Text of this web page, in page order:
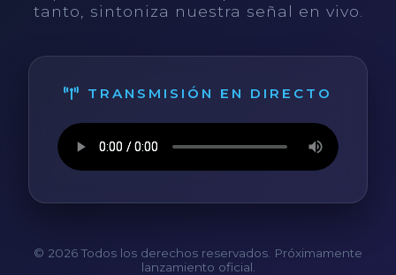
tanto, sintoniza nuestra señal en vivo.
TRANSMISIÓN EN DIRECTO
© 2026 Todos los derechos reservados. Próximamente
lanzamiento oficial.